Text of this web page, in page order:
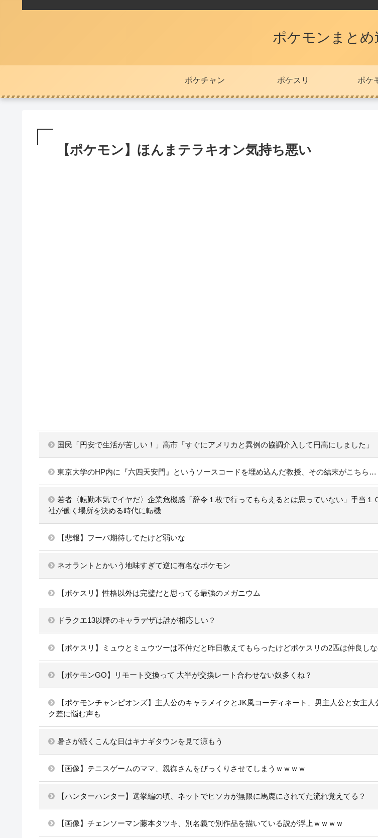
ポケモンまとめ
ポケチャン ポケスリ ポケ
【ポケモン】ほんまテラキオン気持ち悪い
国民「円安で生活が苦しい！」高市「すぐにアメリカと異例の協調介入して円高にしました」
東京大学のHP内に『六四天安門』というソースコードを埋め込んだ教授、その結末がこちら…
若者〈転勤本気でイヤだ〉企業危機感「辞令１枚で行ってもらえるとは思っていない」手当
社が働く場所を決める時代に転機
【悲報】フーパ期待してたけど弱いな
ネオラントとかいう地味すぎて逆に有名なポケモン
【ポケスリ】性格以外は完璧だと思ってる最強のメガニウム
ドラクエ13以降のキャラデザは誰が相応しい？
【ポケスリ】ミュウとミュウツーは不仲だと昨日教えてもらったけどポケスリの2匹は仲良し
【ポケモンGO】リモート交換って 大半が交換レート合わせない奴多くね？
【ポケモンチャンピオンズ】主人公のキャラメイクとJK風コーディネート、男主人公と女主人
ク差に悩む声も
暑さが続くこんな日はキナギタウンを見て涼もう
【画像】テニスゲームのママ、親御さんをびっくりさせてしまうｗｗｗｗ
【ハンターハンター】選挙編の頃、ネットでヒソカが無限に馬鹿にされてた流れ覚えてる？
【画像】チェンソーマン藤本タツキ、別名義で別作品を描いている説が浮上ｗｗｗｗ